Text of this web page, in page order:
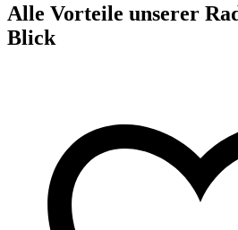
Alle Vorteile unserer
Blick